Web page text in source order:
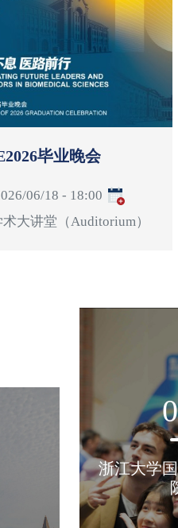
毕业晚会
06/18 - 18:00
术大讲堂（Auditorium）
浙江大学